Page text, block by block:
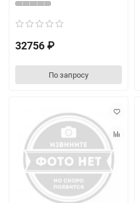
32756 ₽
По запросу